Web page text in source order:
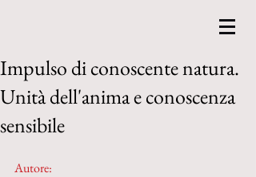
Impulso di conoscente natura.
Unità dell'anima e conoscenza
sensibile
Autore: